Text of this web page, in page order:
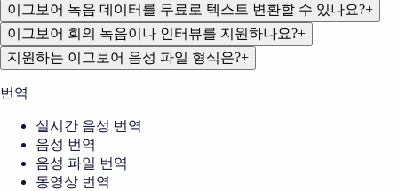
이그보어 녹음 데이터를 무료로 텍스트 변환할 수 있나요?+
이그보어 회의 녹음이나 인터뷰를 지원하나요?+
지원하는 이그보어 음성 파일 형식은?+
번역
실시간 음성 번역
음성 번역
음성 파일 번역
동영상 번역